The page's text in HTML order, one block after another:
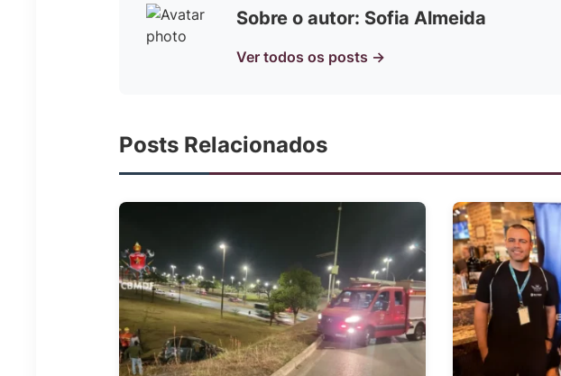
Sobre o autor: Sofia Almeida
Ver todos os posts →
Posts Relacionados